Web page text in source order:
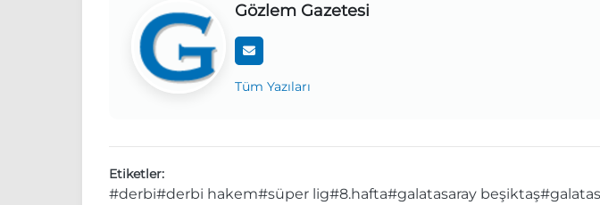
Gözlem Gazetesi
Tüm Yazıları
Etiketler:
#derbi#derbi hakem#süper lig#8.hafta#galatasaray beşiktaş